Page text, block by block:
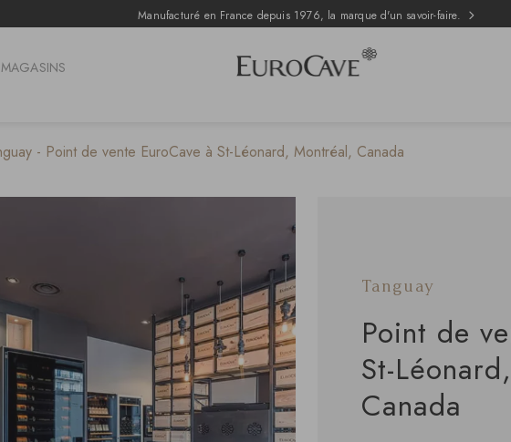
Manufacturé en France depuis 1976, la marque d'un savoir-faire.
- Point de vente EuroCave à St-Léonard, Montréal, Canada
Tanguay
Point de
St-
Canada